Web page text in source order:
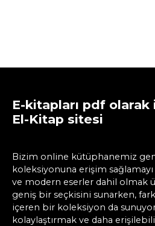
E-kitapları pdf
El-Kitap sitesi
Bizim online kütüphanemiz
koleksiyonuna erişim
ve modern eserler dahil olmak
geniş bir seçkisini sunarken,
içeren bir koleksiyon da
kolaylaştırmak ve daha